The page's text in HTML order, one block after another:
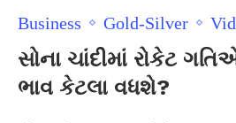
Business Gold-Silver
સોના ચાંદીમાં રોકેટ
ભાવ કેટલા વધશે?